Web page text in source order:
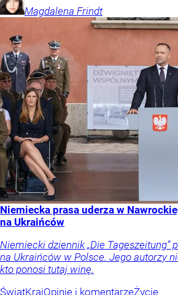
Magdalena Frindt
Niemiecka prasa uderza w
na Ukraińców
Niemiecki dziennik „Die Tageszeitung”
na Ukraińców w Polsce. Jego autorzy
kto ponosi tutaj winę.
ŚwiatKrajOpinie i komentarzeŻycie